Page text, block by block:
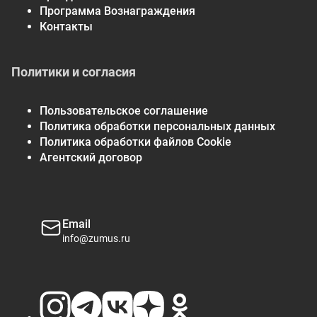
Программа Вознаграждения
Контакты
Политики и согласия
Пользовательское соглашение
Политика обработки персональных данных
Политика обработки файлов Cookie
Агентский договор
Email
info@zumus.ru